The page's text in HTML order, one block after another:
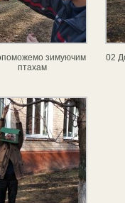
зимуючим
птахам
02